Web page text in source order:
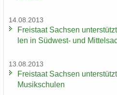
14.08.2013
Frei­staat Sach­sen
len in Südwest-​ und
13.08.2013
Frei­staat Sach­sen
Mu­sik­schu­len